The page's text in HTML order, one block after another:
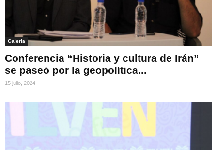
Galeria
Conferencia “Historia y cultura de Irán”
se paseó por la geopolítica...
15 julio, 2024